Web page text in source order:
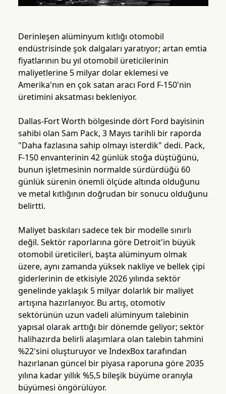
Derinleşen alüminyum kıtlığı otomobil
endüstrisinde şok dalgaları yaratıyor; artan emtia
fiyatlarının bu yıl otomobil üreticilerinin
maliyetlerine 5 milyar dolar eklemesi ve
Amerika'nın en çok satan aracı Ford F-150'nin
üretimini aksatması bekleniyor.
Dallas-Fort Worth bölgesinde dört Ford bayisinin
sahibi olan Sam Pack, 3 Mayıs tarihli bir raporda
"Daha fazlasına sahip olmayı isterdik" dedi. Pack,
F-150 envanterinin 42 günlük stoğa düştüğünü,
bunun işletmesinin normalde sürdürdüğü 60
günlük sürenin önemli ölçüde altında olduğunu
ve metal kıtlığının doğrudan bir sonucu olduğunu
belirtti.
Maliyet baskıları sadece tek bir modelle sınırlı
değil. Sektör raporlarına göre Detroit'in büyük
otomobil üreticileri, başta alüminyum olmak
üzere, aynı zamanda yüksek nakliye ve bellek çipi
giderlerinin de etkisiyle 2026 yılında sektör
genelinde yaklaşık 5 milyar dolarlık bir maliyet
artışına hazırlanıyor. Bu artış, otomotiv
sektörünün uzun vadeli alüminyum talebinin
yapısal olarak arttığı bir dönemde geliyor; sektör
halihazırda belirli alaşımlara olan talebin tahmini
%22'sini oluşturuyor ve IndexBox tarafından
hazırlanan güncel bir piyasa raporuna göre 2035
yılına kadar yıllık %5,5 bileşik büyüme oranıyla
büyümesi öngörülüyor.